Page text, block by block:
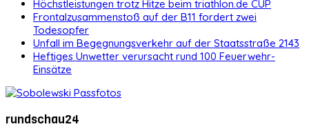
Höchstleistungen trotz Hitze beim triathlon.de CUP
Frontalzusammenstoß auf der B11 fordert zwei
Todesopfer
Unfall im Begegnungsverkehr auf der Staatsstraße 2143
Heftiges Unwetter verursacht rund 100 Feuerwehr-
Einsätze
rundschau24